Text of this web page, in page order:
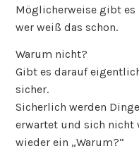
Möglicherweise gibt es
wer weiß das schon.
Warum nicht?
Gibt es darauf
sicher.
Sicherlich werden
erwartet und sich nicht
wieder ein „Warum?“